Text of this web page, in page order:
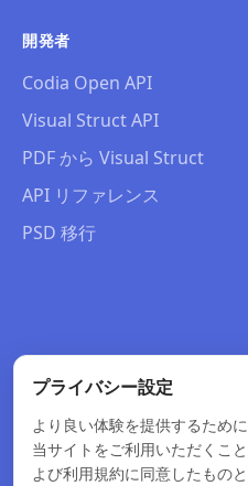
開発者
Codia Open API
Visual Struct API
PDF から Visual Struct
API リファレンス
PSD 移行
© 2026 Codia AI. 無断転載を禁
プライバシーポリシー利用規約
プライバシー設定
より良い体験を提供するため
当サイトをご利用いただくこ
よび利用規約に同意したものと